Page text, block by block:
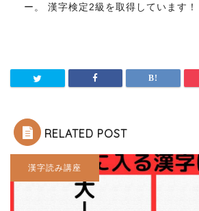
ー。 漢字検定2級を取得しています！
RELATED POST
漢字読み講座